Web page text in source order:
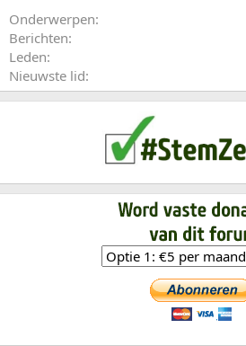
Onderwerpen
Berichten
Leden
Nieuwste lid